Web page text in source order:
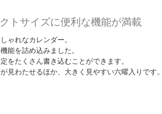
トサイズに便利な機能が満載
ゃれなカレンダー。
能を詰め込みました。
をたくさん書き込むことができます。
見わたせるほか、大きく見やすい六曜入りです。